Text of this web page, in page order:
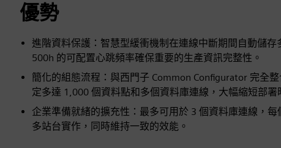
優勢
進階資料保護：智慧型緩衝機制在連線中斷期間自動儲
500h 的可配置心跳頻率確保重要的生產資訊完整性。
簡化的組態流程：與西門子 Common Configurator 完全
定多達 1,000 個資料點和多個資料庫連線，大幅縮短部署
企業準備就緒的擴充性：最多可用於 3 個資料庫連線，
多站台實作，同時維持一致的效能。